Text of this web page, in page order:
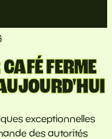
FERME
exceptionnelles
des autorités